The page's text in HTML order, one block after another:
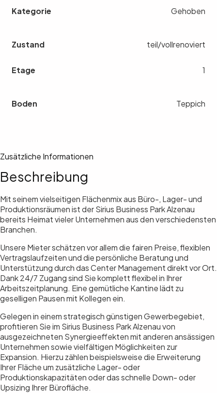
Kategorie Gehoben
Zustand teil/vollrenoviert
Etage 1
Boden Teppich
Zusätzliche Informationen
Beschreibung
Mit seinem vielseitigen Flächenmix aus Büro-, Lager- und
Produktionsräumen ist der Sirius Business Park Alzenau
bereits Heimat vieler Unternehmen aus den verschiedensten
Branchen.
Unsere Mieter schätzen vor allem die fairen Preise, flexiblen
Vertragslaufzeiten und die persönliche Beratung und
Unterstützung durch das Center Management direkt vor Ort.
Dank 24/7 Zugang sind Sie komplett flexibel in Ihrer
Arbeitszeitplanung. Eine gemütliche Kantine lädt zu
geselligen Pausen mit Kollegen ein.
Gelegen in einem strategisch günstigen Gewerbegebiet,
profitieren Sie im Sirius Business Park Alzenau von
ausgezeichneten Synergieeffekten mit anderen ansässigen
Unternehmen sowie vielfältigen Möglichkeiten zur
Expansion. Hierzu zählen beispielsweise die Erweiterung
Ihrer Fläche um zusätzliche Lager- oder
Produktionskapazitäten oder das schnelle Down- oder
Upsizing Ihrer Bürofläche.